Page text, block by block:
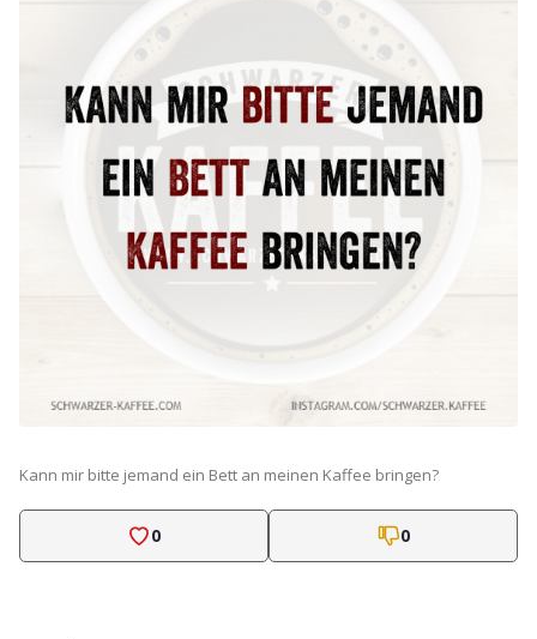
Kann mir bitte jemand ein Bett an meinen Kaffee bringen?
0 0